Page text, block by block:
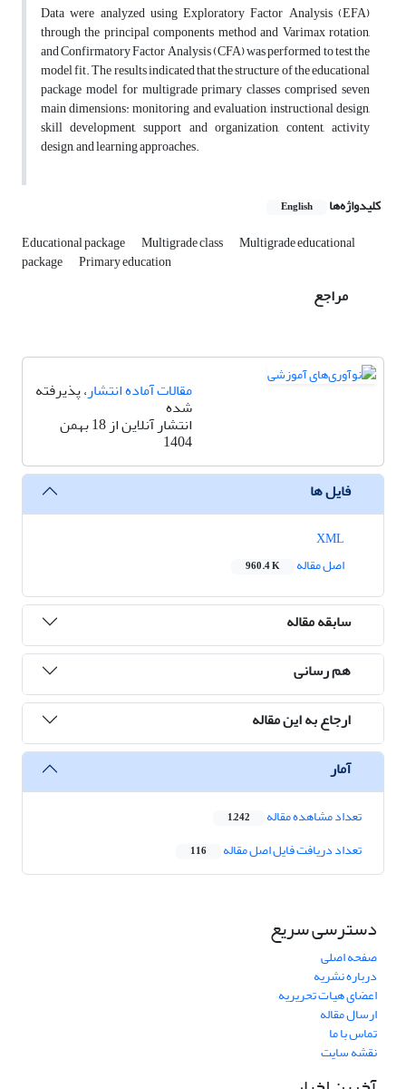
Data were analyzed using Exploratory Factor Analysis (EFA)
through the principal components method and Varimax rotation,
and Confirmatory Factor Analysis (CFA) was performed to test the
model fit. The results indicated that the structure of the educational
package model for multigrade primary classes comprised seven
main dimensions: monitoring and evaluation, instructional design,
skill development, support and organization, content, activity
design, and learning approaches.
کلیدواژه‌ها English
Educational package Multigrade class Multigrade educational
package Primary education
مراجع
مقالات آماده انتشار، پذیرفته
شده
انتشار آنلاین از 18 بهمن
1404
فایل ها
اصل مقاله
960.4 K
سابقه مقاله
هم رسانی
ارجاع به این مقاله
آمار
تعداد مشاهده مقاله 1,242
تعداد دریافت فایل اصل مقاله 116
دسترسی سریع
صفحه اصلی
درباره نشریه
اعضای هیات تحریریه
ارسال مقاله
تماس با ما
نقشه سایت